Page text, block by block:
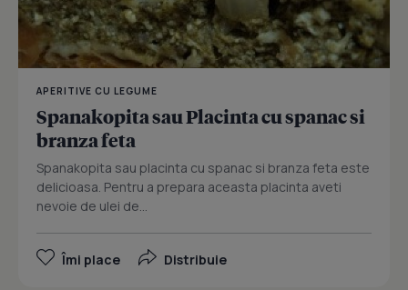
APERITIVE CU LEGUME
Spanakopita sau Placinta cu spanac si
branza feta
Spanakopita sau placinta cu spanac si branza feta este
delicioasa. Pentru a prepara aceasta placinta aveti
nevoie de ulei de...
Îmi place Distribuie